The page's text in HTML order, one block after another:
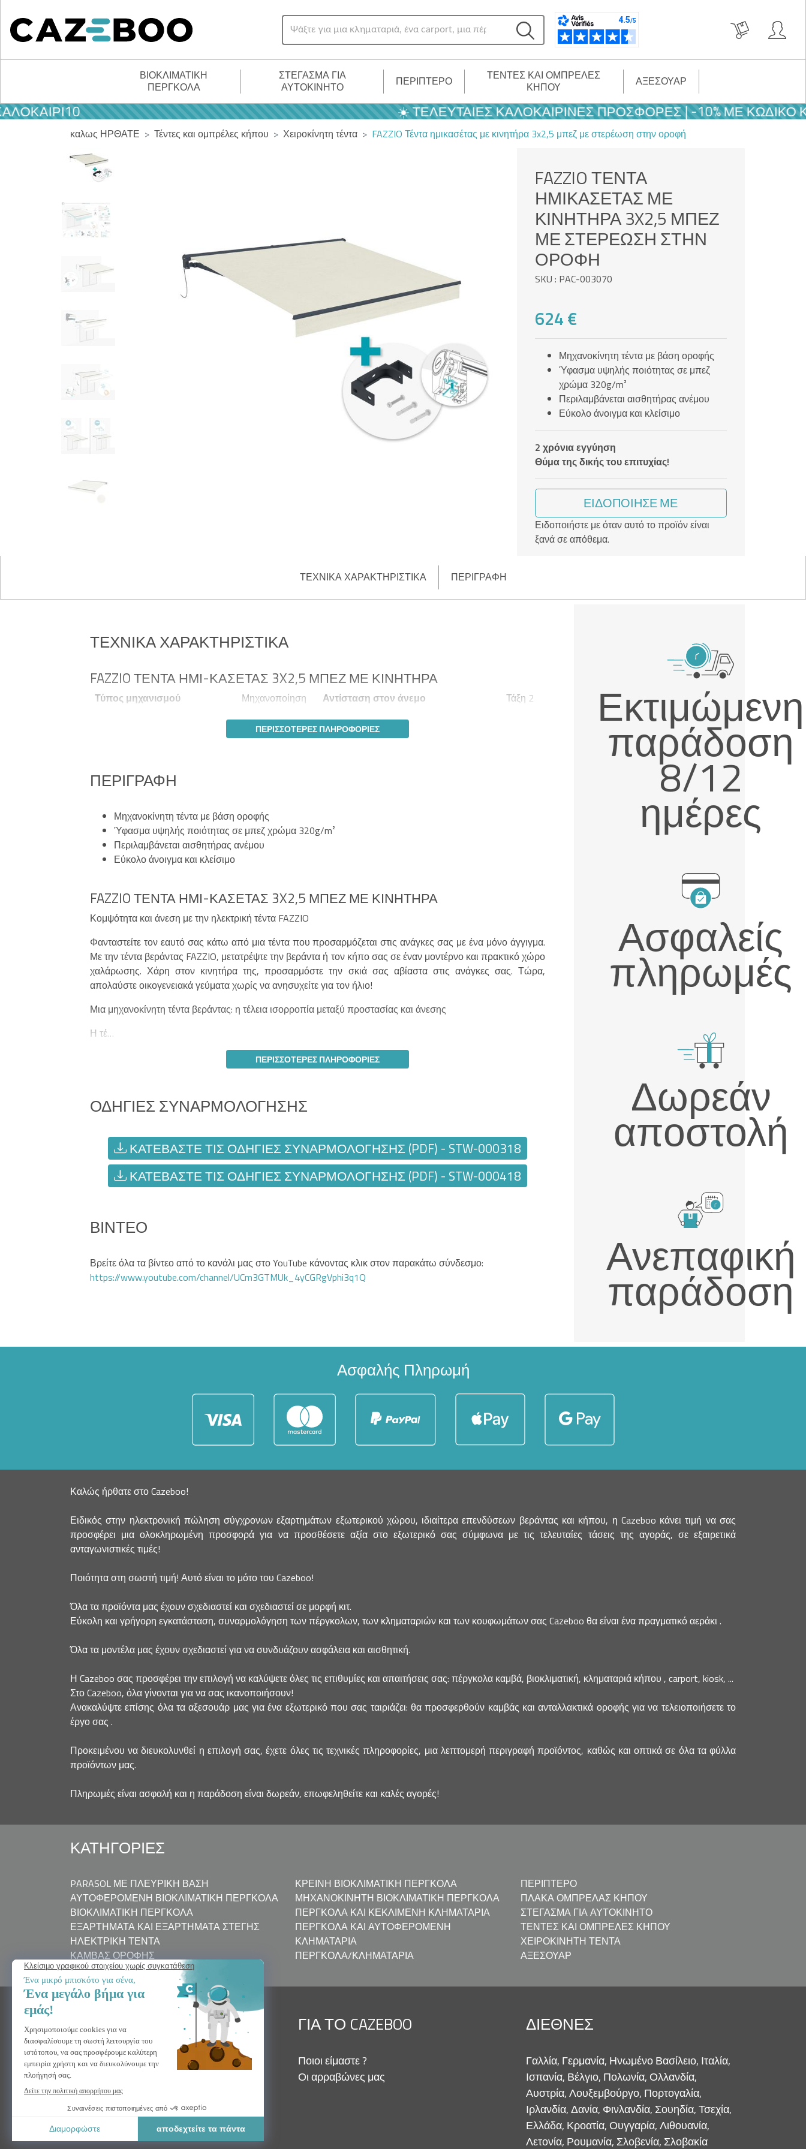
ΒΙΟΚΛΙΜΑΤΙΚΉ
ΠΈΡΓΚΟΛΑ
ΣΤΈΓΑΣΜΑ ΓΙΑ
ΑΥΤΟΚΊΝΗΤΟ
ΠΕΡΊΠΤΕΡΟ
ΤΈΝΤΕΣ ΚΑΙ ΟΜΠΡΈΛΕΣ
ΚΉΠΟΥ
ΑΞΕΣΟΥΆΡ
☀️ ΤΕΛΕΥΤΑΊΕΣ ΚΑΛΟΚΑΙΡΙΝΈΣ ΠΡΟΣΦΟΡΈΣ | -10% ΜΕ ΚΩΔΙΚΌ
καλως ΗΡΘΑΤΕ Τέντες και ομπρέλες κήπου Χειροκίνητη τέντα FAZZIO Τέντα ημικασέτας με κινητήρα 3x2,5 μπεζ με στερέωση στην οροφή
FAZZIO ΤΈΝΤΑ
ΗΜΙΚΑΣΈΤΑΣ ΜΕ
ΚΙΝΗΤΉΡΑ 3X2,5 ΜΠΕΖ
ΜΕ ΣΤΕΡΈΩΣΗ ΣΤΗΝ
ΟΡΟΦΉ
SKU : PAC-003070
624 €
Μηχανοκίνητη τέντα με βάση οροφής
Ύφασμα υψηλής ποιότητας σε μπεζ
χρώμα 320g/m²
Περιλαμβάνεται αισθητήρας ανέμου
Εύκολο άνοιγμα και κλείσιμο
2 χρόνια εγγύηση
Θύμα της δικής του επιτυχίας!
ΕΙΔΟΠΟΊΗΣΈ ΜΕ
Ειδοποιήστε με όταν αυτό το προϊόν είναι
ξανά σε απόθεμα.
ΤΕΧΝΙΚΆ ΧΑΡΑΚΤΗΡΙΣΤΙΚΆ ΠΕΡΙΓΡΑΦΉ
ΤΕΧΝΙΚΆ ΧΑΡΑΚΤΗΡΙΣΤΙΚΆ
FAZZIO ΤΈΝΤΑ ΗΜΙ-ΚΑΣΈΤΑΣ 3X2,5 ΜΠΕΖ ΜΕ ΚΙΝΗΤΉΡΑ
Τύπος μηχανισμού Μηχανοποίηση Αντίσταση στον άνεμο Τάξη 2
ΠΕΡΙΣΣΌΤΕΡΕΣ ΠΛΗΡΟΦΟΡΊΕΣ
ΠΕΡΙΓΡΑΦΉ
Μηχανοκίνητη τέντα με βάση οροφής
Ύφασμα υψηλής ποιότητας σε μπεζ χρώμα 320g/m²
Περιλαμβάνεται αισθητήρας ανέμου
Εύκολο άνοιγμα και κλείσιμο
FAZZIO ΤΈΝΤΑ ΗΜΙ-ΚΑΣΈΤΑΣ 3X2,5 ΜΠΕΖ ΜΕ ΚΙΝΗΤΉΡΑ
Κομψότητα και άνεση με την ηλεκτρική τέντα FAZZIO
Φανταστείτε τον εαυτό σας κάτω από μια τέντα που προσαρμόζεται στις ανάγκες σας με ένα μόνο άγγιγμα.
Με την τέντα βεράντας FAZZIO, μετατρέψτε την βεράντα ή τον κήπο σας σε έναν μοντέρνο και πρακτικό χώρο
χαλάρωσης. Χάρη στον κινητήρα της, προσαρμόστε την σκιά σας αβίαστα στις ανάγκες σας. Τώρα,
απολαύστε οικογενειακά γεύματα χωρίς να ανησυχείτε για τον ήλιο!
Μια μηχανοκίνητη τέντα βεράντας: η τέλεια ισορροπία μεταξύ προστασίας και άνεσης
Η τέ…
ΠΕΡΙΣΣΌΤΕΡΕΣ ΠΛΗΡΟΦΟΡΊΕΣ
ΟΔΗΓΊΕΣ ΣΥΝΑΡΜΟΛΌΓΗΣΗΣ
ΚΑΤΕΒΆΣΤΕ ΤΙΣ ΟΔΗΓΊΕΣ ΣΥΝΑΡΜΟΛΌΓΗΣΗΣ (PDF) - STW-000318
ΚΑΤΕΒΆΣΤΕ ΤΙΣ ΟΔΗΓΊΕΣ ΣΥΝΑΡΜΟΛΌΓΗΣΗΣ (PDF) - STW-000418
ΒΊΝΤΕΟ
Βρείτε όλα τα βίντεο από το κανάλι μας στο YouTube κάνοντας κλικ στον παρακάτω σύνδεσμο:
https://www.youtube.com/channel/UCm3GTMUk_4yCGRgVphi3q1Q
Εκτιμώμενη
παράδοση
8/12
ημέρες
Ασφαλείς
πληρωμές
Δωρεάν
αποστολή
Ανεπαφική
παράδοση
Ασφαλής Πληρωμή
Καλώς ήρθατε στο Cazeboo!
Ειδικός στην ηλεκτρονική πώληση σύγχρονων εξαρτημάτων εξωτερικού χώρου, ιδιαίτερα επενδύσεων βεράντας και κήπου, η Cazeboo κάνει τιμή να σας
προσφέρει μια ολοκληρωμένη προσφορά για να προσθέσετε αξία στο εξωτερικό σας σύμφωνα με τις τελευταίες τάσεις της αγοράς, σε εξαιρετικά
ανταγωνιστικές τιμές!
Ποιότητα στη σωστή τιμή! Αυτό είναι το μότο του Cazeboo!
Όλα τα προϊόντα μας έχουν σχεδιαστεί και σχεδιαστεί σε μορφή κιτ.
Εύκολη και γρήγορη εγκατάσταση, συναρμολόγηση των πέργκολων, των κληματαριών και των κουφωμάτων σας Cazeboo θα είναι ένα πραγματικό αεράκι .
Όλα τα μοντέλα μας έχουν σχεδιαστεί για να συνδυάζουν ασφάλεια και αισθητική.
Η Cazeboo σας προσφέρει την επιλογή να καλύψετε όλες τις επιθυμίες και απαιτήσεις σας: πέργκολα καμβά, βιοκλιματική, κληματαριά κήπου , carport, kiosk, ...
Στο Cazeboo, όλα γίνονται για να σας ικανοποιήσουν!
Ανακαλύψτε επίσης όλα τα αξεσουάρ μας για ένα εξωτερικό που σας ταιριάζει: θα προσφερθούν καμβάς και ανταλλακτικά οροφής για να τελειοποιήσετε το
έργο σας .
Προκειμένου να διευκολυνθεί η επιλογή σας, έχετε όλες τις τεχνικές πληροφορίες, μια λεπτομερή περιγραφή προϊόντος, καθώς και οπτικά σε όλα τα φύλλα
προϊόντων μας.
Πληρωμές είναι ασφαλή και η παράδοση είναι δωρεάν, επωφεληθείτε και καλές αγορές!
ΚΑΤΗΓΟΡΊΕΣ
PARASOL ΜΕ ΠΛΕΥΡΙΚΉ ΒΆΣΗ
ΑΥΤΟΦΕΡΌΜΕΝΗ ΒΙΟΚΛΙΜΑΤΙΚΉ ΠΈΡΓΚΟΛΑ
ΒΙΟΚΛΙΜΑΤΙΚΉ ΠΈΡΓΚΟΛΑ
ΕΞΑΡΤΉΜΑΤΑ ΚΑΙ ΕΞΑΡΤΉΜΑΤΑ ΣΤΈΓΗΣ
ΗΛΕΚΤΡΙΚΉ ΤΈΝΤΑ
ΚΑΜΒΆΣ ΟΡΟΦΉΣ
ΚΡΕΙΝΉ ΒΙΟΚΛΙΜΑΤΙΚΉ ΠΈΡΓΚΟΛΑ
ΜΗΧΑΝΟΚΊΝΗΤΗ ΒΙΟΚΛΙΜΑΤΙΚΉ ΠΈΡΓΚΟΛΑ
ΠΈΡΓΚΟΛΑ ΚΑΙ ΚΕΚΛΙΜΈΝΗ ΚΛΗΜΑΤΑΡΙΆ
ΠΈΡΓΚΟΛΑ ΚΑΙ ΑΥΤΟΦΕΡΌΜΕΝΗ
ΚΛΗΜΑΤΑΡΙΆ
ΠΈΡΓΚΟΛΑ/ΚΛΗΜΑΤΑΡΙΆ
ΠΕΡΊΠΤΕΡΟ
ΠΛΆΚΑ ΟΜΠΡΈΛΑΣ ΚΉΠΟΥ
ΣΤΈΓΑΣΜΑ ΓΙΑ ΑΥΤΟΚΊΝΗΤΟ
ΤΈΝΤΕΣ ΚΑΙ ΟΜΠΡΈΛΕΣ ΚΉΠΟΥ
ΧΕΙΡΟΚΊΝΗΤΗ ΤΈΝΤΑ
ΑΞΕΣΟΥΆΡ
ΧΡΕΙΆΖΕΣΤΕ ΒΟΉΘΕΙΑ
Επικοινωνήστε μαζί μας
Συχνές ερωτήσεις
ΓΙΑ ΤΟ CAZEBOO
Ποιοι είμαστε ?
Οι αρραβώνες μας
ΔΙΕΘΝΈΣ
Γαλλία, Γερμανία, Ηνωμένο Βασίλειο, Ιταλία,
Ισπανία, Βέλγιο, Πολωνία, Ολλανδία,
Αυστρία, Λουξεμβούργο, Πορτογαλία,
Ιρλανδία, Δανία, Φινλανδία, Σουηδία, Τσεχία,
Ελλάδα, Κροατία, Ουγγαρία, Λιθουανία,
Λετονία, Ρουμανία, Σλοβενία, Σλοβακία